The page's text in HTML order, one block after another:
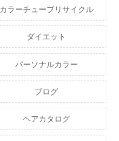
カラーチューブリサイクル
ダイエット
パーソナルカラー
ブログ
ヘアカタログ